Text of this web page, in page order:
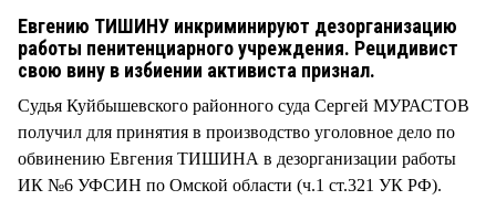
Евгению ТИШИНУ инкриминируют дезорганизацию
работы пенитенциарного учреждения. Рецидивист
свою вину в избиении активиста признал.
Судья Куйбышевского районного суда Сергей МУРАСТОВ
получил для принятия в производство уголовное дело по
обвинению Евгения ТИШИНА в дезорганизации работы
ИК №6 УФСИН по Омской области (ч.1 ст.321 УК РФ).